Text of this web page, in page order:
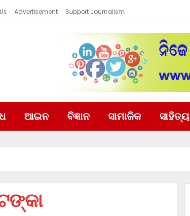
Advertisement Support Journalism
ଆଇନ ବିଜ୍ଞାନ ସାମାଜିକ ସାହିତ୍ୟ